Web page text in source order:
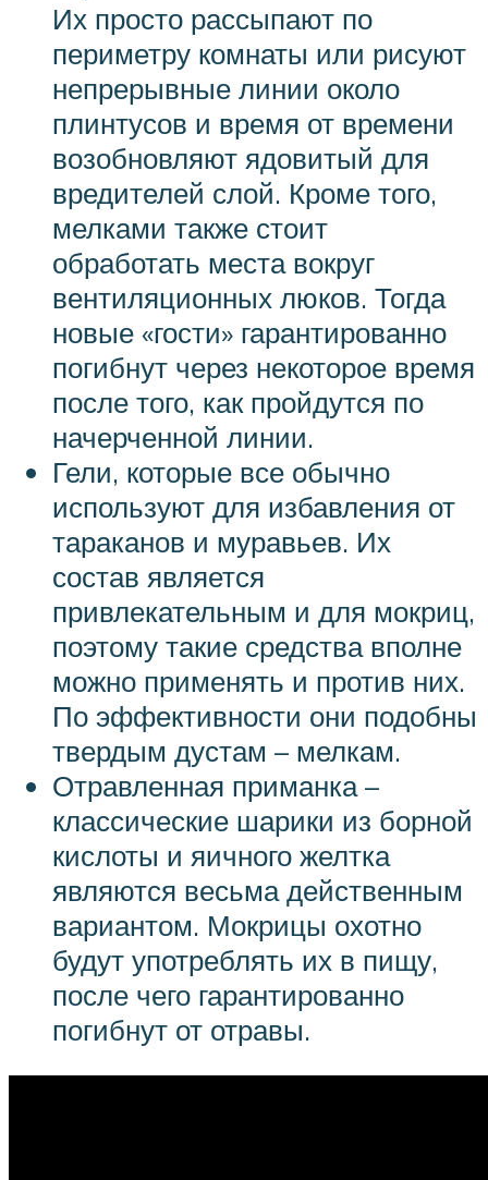
Их просто рассыпают по
периметру комнаты или рисуют
непрерывные линии около
плинтусов и время от времени
возобновляют ядовитый для
вредителей слой. Кроме того,
мелками также стоит
обработать места вокруг
вентиляционных люков. Тогда
новые «гости» гарантированно
погибнут через некоторое время
после того, как пройдутся по
начерченной линии.
Гели, которые все обычно
используют для избавления от
тараканов и муравьев. Их
состав является
привлекательным и для мокриц,
поэтому такие средства вполне
можно применять и против них.
По эффективности они подобны
твердым дустам – мелкам.
Отравленная приманка –
классические шарики из борной
кислоты и яичного желтка
являются весьма действенным
вариантом. Мокрицы охотно
будут употреблять их в пищу,
после чего гарантированно
погибнут от отравы.